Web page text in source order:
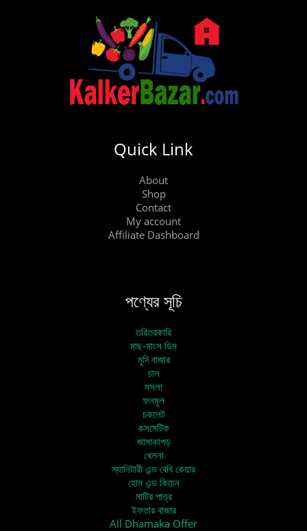
Quick Link
About
Shop
Contact
My account
Affiliate Dashboard
পণ্যের সূচি
তরিতরকারি
মাছ-মাংস ডিম
মুদি বাজার
চাল
মসলা
ফলমূল
চকলেট
কসমেটিক
জামাকাপড়
খেলনা
স্যানিটারী এন্ড বেবি কেয়ার
হোম এন্ড কিচেন
মাটির পাত্র
ইফতার বাজার
All Dhamaka Offer